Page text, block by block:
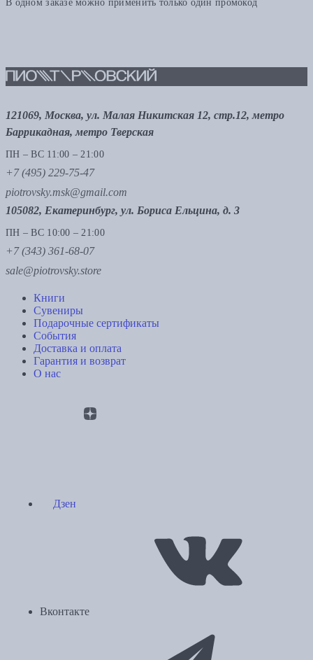
В одном заказе можно применить только один промокод
121069, Москва, ул. Малая Никитская 12, стр.12, метро
Баррикадная, метро Тверская
ПН – ВС 11:00 – 21:00
+7 (495) 229-75-47
piotrovsky.msk@gmail.com
105082, Екатеринбург, ул. Бориса Ельцина, д. 3
ПН – ВС 10:00 – 21:00
+7 (343) 361-68-07
sale@piotrovsky.store
Книги
Сувениры
Подарочные сертификаты
События
Доставка и оплата
Гарантия и возврат
О нас
Дзен
Вконтакте